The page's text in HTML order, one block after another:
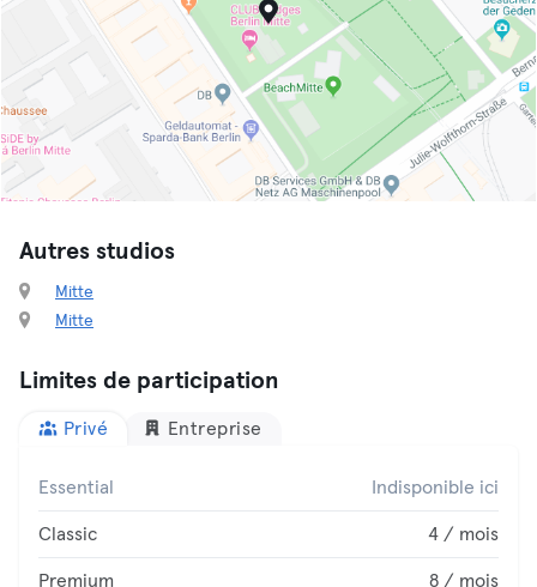
Autres studios
Mitte
Mitte
Limites de participation
Privé Entreprise
Essential Indisponible ici
Classic 4 / mois
Premium 8 / mois